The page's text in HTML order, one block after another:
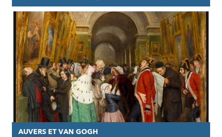
AUVERS ET VAN GOGH